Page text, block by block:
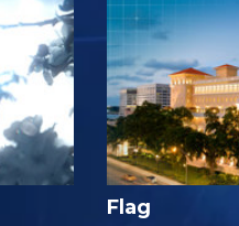
Flag